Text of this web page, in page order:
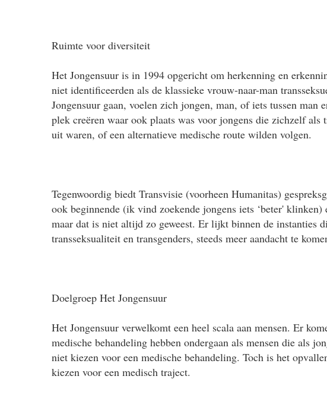
Ruimte voor diversiteit
Het Jongensuur is in 1994 opgericht om herkenning en
niet identificeerden als de klassieke vrouw-naar-man
Jongensuur gaan, voelen zich jongen, man, of iets tussen
plek creëren waar ook plaats was voor jongens die zichzelf als
uit waren, of een alternatieve medische route wilden volgen.
Tegenwoordig biedt Transvisie (voorheen Humanitas)
ook beginnende (ik vind zoekende jongens iets ‘beter'
maar dat is niet altijd zo geweest. Er lijkt binnen de instanties
transseksualiteit en transgenders, steeds meer aandacht te
Doelgroep Het Jongensuur
Het Jongensuur verwelkomt een heel scala aan mensen. Er
medische behandeling hebben ondergaan als mensen die als
niet kiezen voor een medische behandeling. Toch is het
kiezen voor een medisch traject.